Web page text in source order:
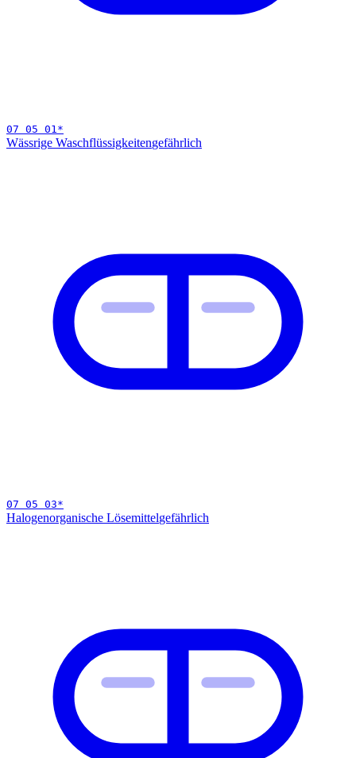
07 05 01*
Wässrige Waschflüssigkeitengefährlich
07 05 03*
Halogenorganische Lösemittelgefährlich